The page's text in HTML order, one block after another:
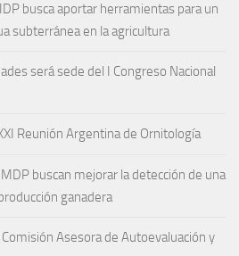
busca aportar herramientas para un
subterránea en la agricultura
será sede del I Congreso Nacional
Reunión Argentina de Ornitología
buscan mejorar la detección de una
ganadera
Asesora de Autoevaluación y